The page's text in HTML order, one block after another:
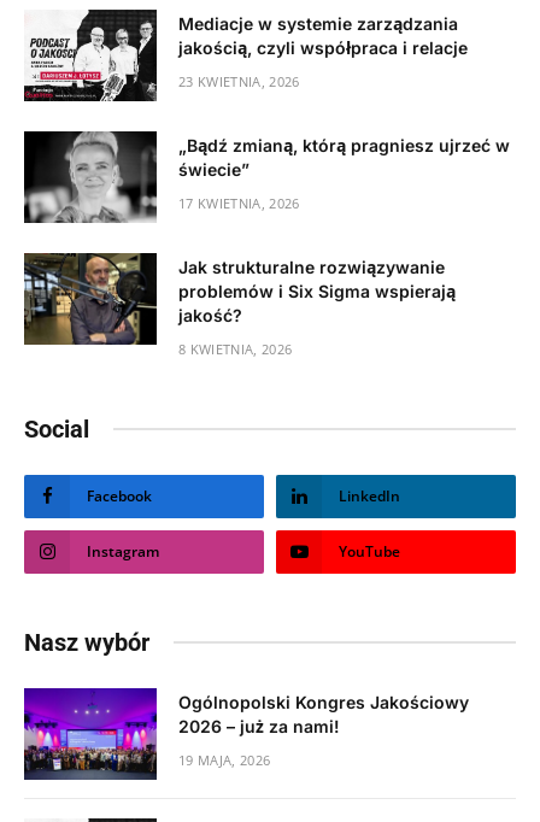
Mediacje w systemie zarządzania
jakością, czyli współpraca i relacje
23 KWIETNIA, 2026
„Bądź zmianą, którą pragniesz ujrzeć w
świecie”
17 KWIETNIA, 2026
Jak strukturalne rozwiązywanie
problemów i Six Sigma wspierają
jakość?
8 KWIETNIA, 2026
Social
Facebook LinkedIn
Instagram YouTube
Nasz wybór
Ogólnopolski Kongres Jakościowy
2026 – już za nami!
19 MAJA, 2026